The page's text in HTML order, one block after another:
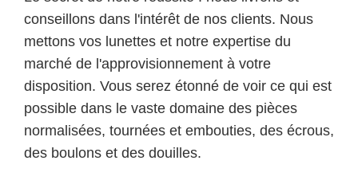
conseillons dans l'intérêt de nos clients. Nous
mettons vos lunettes et notre expertise du
marché de l'approvisionnement à votre
disposition. Vous serez étonné de voir ce qui est
possible dans le vaste domaine des pièces
normalisées, tournées et embouties, des écrous,
des boulons et des douilles.